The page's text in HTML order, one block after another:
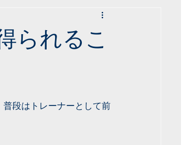
られるこ
段はトレーナーとして前